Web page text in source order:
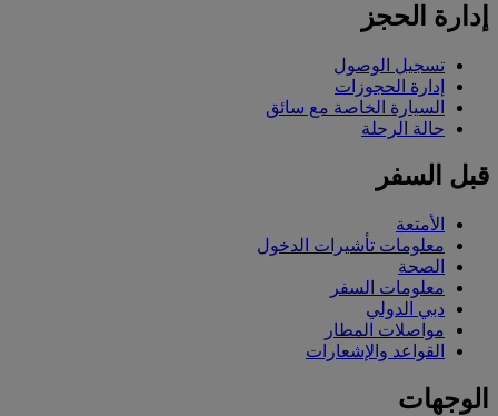
إدارة الحجز
تسجيل الوصول
إدارة الحجوزات
السيارة الخاصة مع سائق
حالة الرحلة
قبل السفر
الأمتعة
معلومات تأشيرات الدخول
الصحة
معلومات السفر
دبي الدولي
مواصلات المطار
القواعد والإشعارات
الوجهات